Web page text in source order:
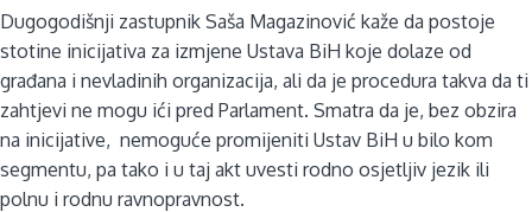
Dugogodišnji zastupnik Saša Magazinović kaže da postoje
stotine inicijativa za izmjene Ustava BiH koje dolaze od
građana i nevladinih organizacija, ali da je procedura takva da ti
zahtjevi ne mogu ići pred Parlament. Smatra da je, bez obzira
na inicijative, nemoguće promijeniti Ustav BiH u bilo kom
segmentu, pa tako i u taj akt uvesti rodno osjetljiv jezik ili
polnu i rodnu ravnopravnost.